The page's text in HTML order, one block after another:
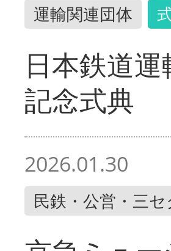
運輸関連団体
日本鉄道
記念式典
2026.01.30
民鉄・公営・三セ